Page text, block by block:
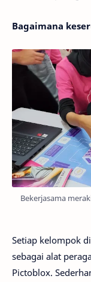
Bagaimana
Bekerjasama
Setiap kelompok
sebagai alat
Pictoblox.